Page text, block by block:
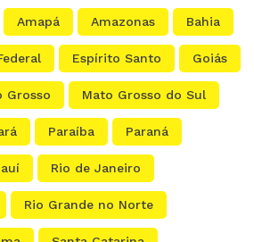
Amapá Amazonas Bahia
Espírito Santo Goiás
Grosso Mato Grosso do Sul
Paraíba Paraná
Rio de Janeiro
Rio Grande no Norte